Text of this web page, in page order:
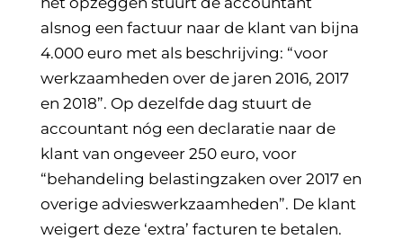
alsnog een factuur naar de klant van bijna
4.000 euro met als beschrijving: “voor
werkzaamheden over de jaren 2016, 2017
en 2018”. Op dezelfde dag stuurt de
accountant nóg een declaratie naar de
klant van ongeveer 250 euro, voor
“behandeling belastingzaken over 2017 en
overige advieswerkzaamheden”. De klant
weigert deze ‘extra’ facturen te betalen.